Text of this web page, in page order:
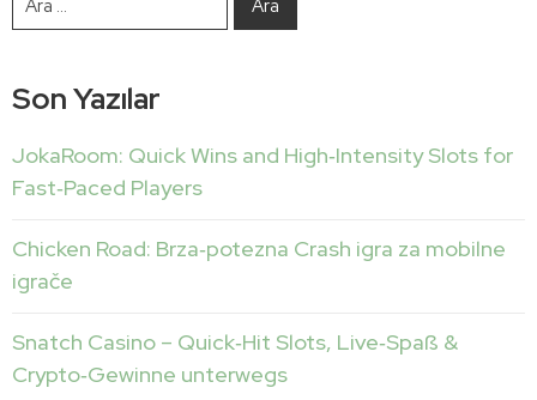
Son Yazılar
JokaRoom: Quick Wins and High‑Intensity Slots for
Fast‑Paced Players
Chicken Road: Brza‑potezna Crash igra za mobilne
igrače
Snatch Casino – Quick‑Hit Slots, Live‑Spaß &
Crypto‑Gewinne unterwegs